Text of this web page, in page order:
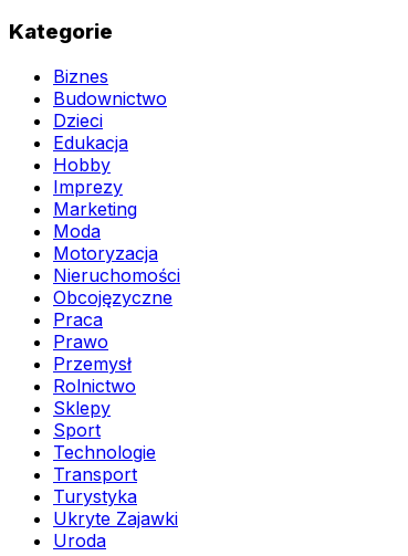
Kategorie
Biznes
Budownictwo
Dzieci
Edukacja
Hobby
Imprezy
Marketing
Moda
Motoryzacja
Nieruchomości
Obcojęzyczne
Praca
Prawo
Przemysł
Rolnictwo
Sklepy
Sport
Technologie
Transport
Turystyka
Ukryte Zajawki
Uroda